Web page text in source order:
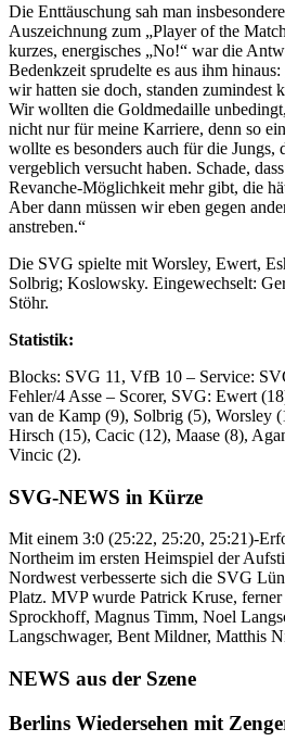
Die Enttäuschung sah man
Auszeichnung zum „Player of the
kurzes, energisches „No!“ war die
Bedenkzeit sprudelte es aus ihm
wir hatten sie doch, standen zumindest
Wir wollten die Goldmedaille
nicht nur für meine Karriere, denn so
wollte es besonders auch für die Jungs,
vergeblich versucht haben. Schade,
Revanche-Möglichkeit mehr gibt, die
Aber dann müssen wir eben gegen
anstreben.“
Die SVG spielte mit Worsley, Ewert,
Solbrig; Koslowsky. Eingewechselt:
Stöhr.
Statistik:
Blocks: SVG 11, VfB 10 – Service:
Fehler/4 Asse – Scorer, SVG: Ewert
van de Kamp (9), Solbrig (5), Worsley
Hirsch (15), Cacic (12), Maase (8),
Vincic (2).
SVG-NEWS in Kürze
Mit einem 3:0 (25:22, 25:20, 25:21)-
Northeim im ersten Heimspiel der
Nordwest verbesserte sich die SVG
Platz. MVP wurde Patrick Kruse,
Sprockhoff, Magnus Timm, Noel
Langschwager, Bent Mildner, Matthis
NEWS aus der Szene
Berlins Wiedersehen mit